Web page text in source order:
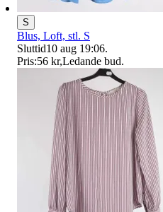
S
Blus, Loft, stl. S
Sluttid10 aug 19:06.
Pris:56 kr,Ledande bud.